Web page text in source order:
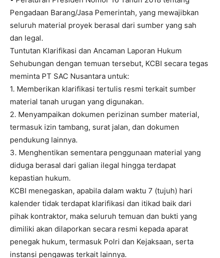
Pengadaan Barang/Jasa Pemerintah, yang mewajibkan
seluruh material proyek berasal dari sumber yang sah
dan legal.
Tuntutan Klarifikasi dan Ancaman Laporan Hukum
Sehubungan dengan temuan tersebut, KCBI secara tegas
meminta PT SAC Nusantara untuk:
1. Memberikan klarifikasi tertulis resmi terkait sumber
material tanah urugan yang digunakan.
2. Menyampaikan dokumen perizinan sumber material,
termasuk izin tambang, surat jalan, dan dokumen
pendukung lainnya.
3. Menghentikan sementara penggunaan material yang
diduga berasal dari galian ilegal hingga terdapat
kepastian hukum.
KCBI menegaskan, apabila dalam waktu 7 (tujuh) hari
kalender tidak terdapat klarifikasi dan itikad baik dari
pihak kontraktor, maka seluruh temuan dan bukti yang
dimiliki akan dilaporkan secara resmi kepada aparat
penegak hukum, termasuk Polri dan Kejaksaan, serta
instansi pengawas terkait lainnya.